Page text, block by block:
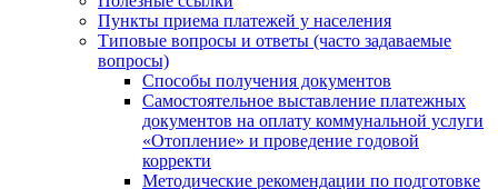
Пункты приема платежей у населения
Типовые вопросы и ответы (часто задаваемые
вопросы)
Способы получения документов
Самостоятельное выставление платежных
документов на оплату коммунальной услуги
«Отопление» и проведение годовой
корректи
Методические рекомендации по подготовке